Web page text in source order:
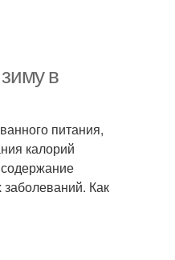
в
питания,
калорий
Как